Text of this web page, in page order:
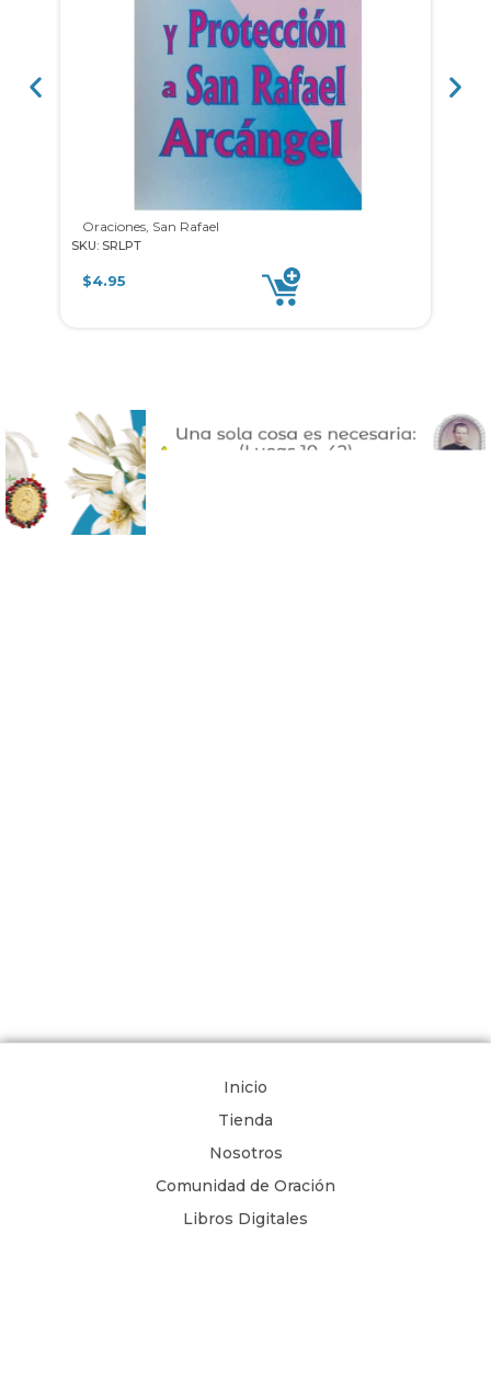
Oraciones, San Rafael
SKU: SRLPT
$4.95
Inicio
Tienda
Nosotros
Comunidad de Oración
Libros Digitales